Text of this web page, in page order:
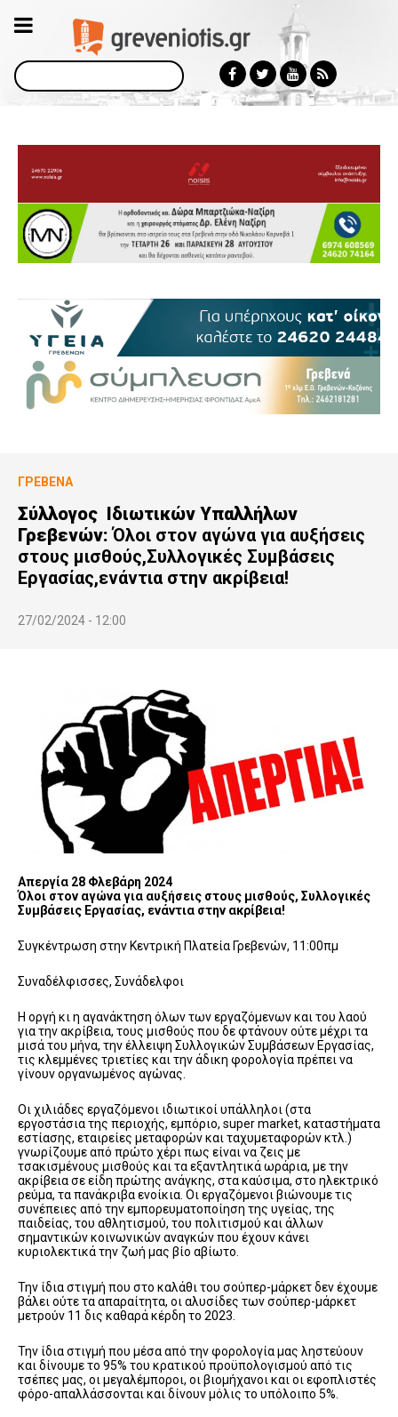
Αναζήτηση
ΓΡΕΒΕΝΆ
Σύλλογος Ιδιωτικών Υπαλλήλων
Γρεβενών:Όλοι στον αγώνα για αυξήσεις
στους μισθούς,Συλλογικές Συμβάσεις
Εργασίας,ενάντια στην ακρίβεια!
27/02/2024 - 12:00
Απεργία 28 Φλεβάρη 2024
Όλοι στον αγώνα για αυξήσεις στους μισθούς, Συλλογικές
Συμβάσεις Εργασίας, ενάντια στην ακρίβεια!
Συγκέντρωση στην Κεντρική Πλατεία Γρεβενών, 11:00πμ
Συναδέλφισσες, Συνάδελφοι
Η οργή κι η αγανάκτηση όλων των εργαζόμενων και του λαού
για την ακρίβεια, τους μισθούς που δε φτάνουν ούτε μέχρι τα
μισά του μήνα, την έλλειψη Συλλογικών Συμβάσεων Εργασίας,
τις κλεμμένες τριετίες και την άδικη φορολογία πρέπει να
γίνουν οργανωμένος αγώνας.
Οι χιλιάδες εργαζόμενοι ιδιωτικοί υπάλληλοι (στα
εργοστάσια της περιοχής, εμπόριο, super market, καταστήματα
εστίασης, εταιρείες μεταφορών και ταχυμεταφορών κτλ.)
γνωρίζουμε από πρώτο χέρι πως είναι να ζεις με
τσακισμένους μισθούς και τα εξαντλητικά ωράρια, με την
ακρίβεια σε είδη πρώτης ανάγκης, στα καύσιμα, στο ηλεκτρικό
ρεύμα, τα πανάκριβα ενοίκια. Οι εργαζόμενοι βιώνουμε τις
συνέπειες από την εμπορευματοποίηση της υγείας, της
παιδείας, του αθλητισμού, του πολιτισμού και άλλων
σημαντικών κοινωνικών αναγκών που έχουν κάνει
κυριολεκτικά την ζωή μας βίο αβίωτο.
Την ίδια στιγμή που στο καλάθι του σούπερ-μάρκετ δεν έχουμε
βάλει ούτε τα απαραίτητα, οι αλυσίδες των σούπερ-μάρκετ
μετρούν 11 δις καθαρά κέρδη το 2023.
Την ίδια στιγμή που μέσα από την φορολογία μας ληστεύουν
και δίνουμε το 95% του κρατικού προϋπολογισμού από τις
τσέπες μας, οι μεγαλέμποροι, οι βιομήχανοι και οι εφοπλιστές
φόρο-απαλλάσσονται και δίνουν μόλις το υπόλοιπο 5%.